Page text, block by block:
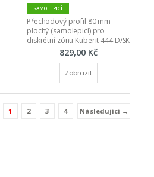
SAMOLEPICÍ
Přechodový profil 80 mm -
plochý (samolepicí) pro
diskrétní zónu Küberit 444 D/SK
829,00 Kč
Zobrazit
1(current)
2 3 4 Následující →